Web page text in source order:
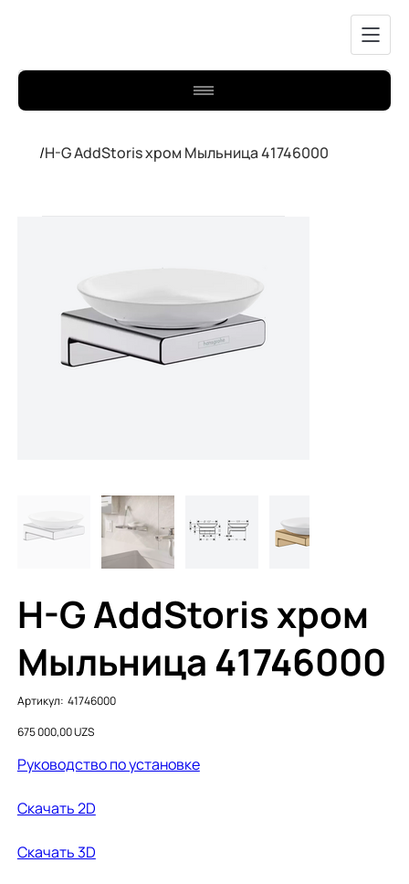
/H-G AddStoris хром Мыльница 41746000
H-G AddStoris хром
Мыльница 41746000
Артикул:
Артикул:
41746000
41746000
Цена
675 000,00 UZS
Руководство по установке
Cкачать 2D
Cкачать 3D